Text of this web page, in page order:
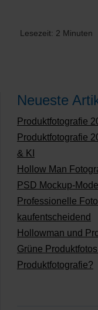
Lesezeit: 2 Minuten
Neueste
Produktfotografie
Produktfotografie
& KI
Hollow Man
PSD Mockup-
Professionelle
kaufentscheidend
Hollowman und
Grüne
Produktfotografie?